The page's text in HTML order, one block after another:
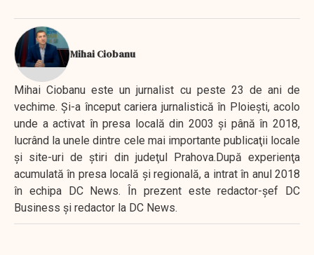
Mihai Ciobanu
Mihai Ciobanu este un jurnalist cu peste 23 de ani de
vechime. Şi-a început cariera jurnalistică în Ploieşti, acolo
unde a activat în presa locală din 2003 şi până în 2018,
lucrând la unele dintre cele mai importante publicaţii locale
şi site-uri de ştiri din judeţul Prahova.După experienţa
acumulată în presa locală şi regională, a intrat în anul 2018
în echipa DC News. În prezent este redactor-şef DC
Business şi redactor la DC News.